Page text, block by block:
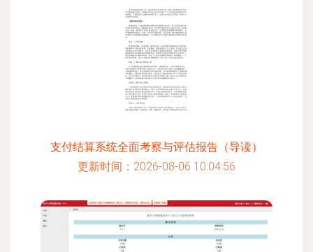
支付结算系统全面考察与评估报告（导读）
更新时间：2026-08-06 10:04:56